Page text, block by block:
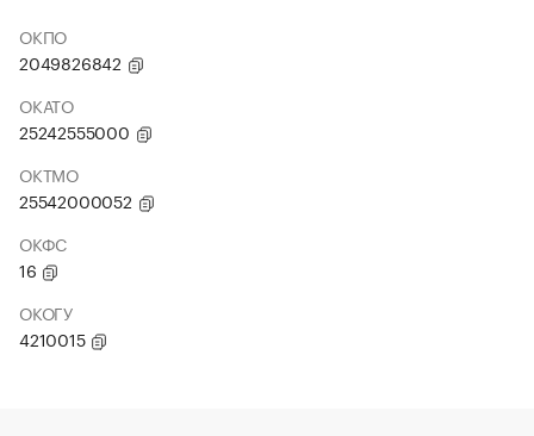
ОКПО
2049826842
ОКАТО
25242555000
ОКТМО
25542000052
ОКФС
16
ОКОГУ
4210015